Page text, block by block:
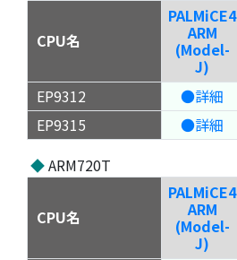
CPU名
PALMiCE4
ARM
(Model-
J)
EP9312 ●詳細
EP9315
●詳細
◆ARM720T
CPU名
PALMiCE4
ARM
(Model-
J)